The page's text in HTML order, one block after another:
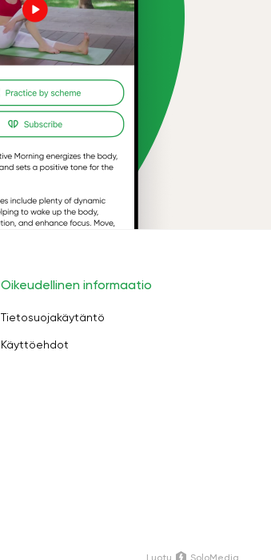
Oikeudellinen informaatio
Tietosuojakäytäntö
Käyttöehdot
Luotu SoloMedia